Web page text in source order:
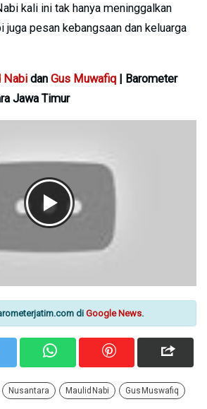
kali ini tak hanya meninggalkan
juga pesan kebangsaan dan keluarga
Nabi dan Gus Muwafiq | Barometer
Jawa Timur
diGoogle News.
Nusantara Maulid Nabi Gus Muswafiq